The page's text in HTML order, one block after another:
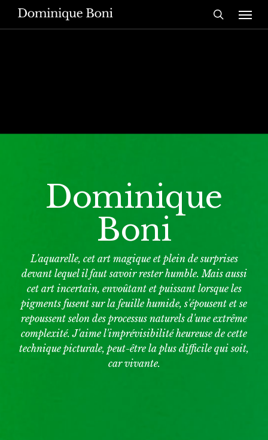
Skip
main
search
Menu
Dominique
Boni
L'aquarelle, cet art magique et plein de surprises
devant lequel il faut savoir rester humble. Mais aussi
cet art incertain, envoûtant et puissant lorsque les
pigments fusent sur la feuille humide, s'épousent et se
repoussent selon des processus naturels d'une extrême
complexité. J'aime l'imprévisibilité heureuse de cette
technique picturale, peut-être la plus difficile qui soit,
car vivante.